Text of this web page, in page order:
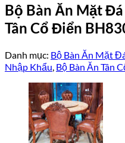
Bộ Bàn Ăn Mặt
Tân Cổ Điển
Danh mục: Bộ Bàn Ăn Mặt
Nhập Khẩu, Bộ Bàn Ăn Tân